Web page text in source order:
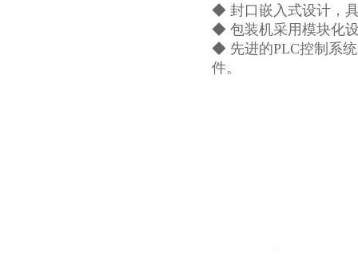
◆ 封口嵌入式设计，
◆ 包装机采用模块化
◆ 先进的PLC控制系
件。